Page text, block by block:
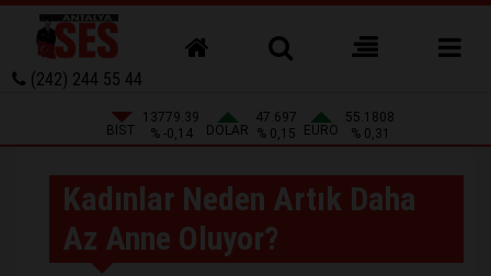
(242) 244 55 44
BIST
13779.39
% -0,14
DOLAR
47.697
% 0,15
EURO
55.1808
% 0,31
Kadınlar Neden Artık Daha
Az Anne Oluyor?